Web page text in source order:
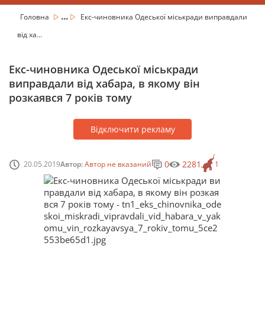
Головна ...
Екс-чиновника Одеської міськради виправдали
від ха...
Екс-чиновника Одеської міськради
виправдали від хабара, в якому він
розкаявся 7 років тому
Відключити рекламу
20.05.2019Автор:Автор не вказаний 1
0 2281